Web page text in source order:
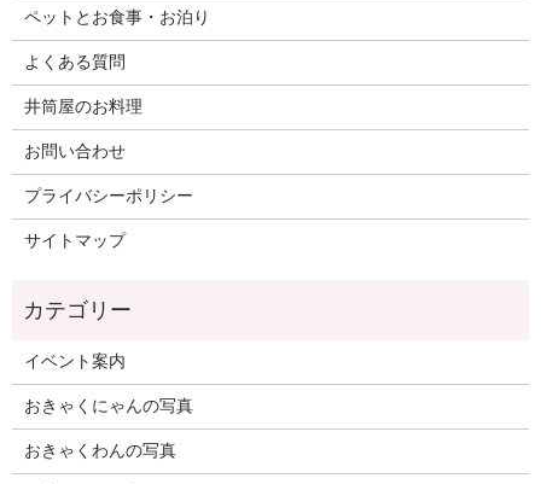
ペットとお食事・お泊り
よくある質問
井筒屋のお料理
お問い合わせ
プライバシーポリシー
サイトマップ
イベント案内
おきゃくにゃんの写真
おきゃくわんの写真